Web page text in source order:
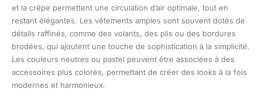
et la crêpe permettent une circulation d’air optimale, tout en
restant élégantes. Les vêtements amples sont souvent dotés de
détails raffinés, comme des volants, des plis ou des bordures
brodées, qui ajoutent une touche de sophistication à la simplicité.
Les couleurs neutres ou pastel peuvent être associées à des
accessoires plus colorés, permettant de créer des looks à la fois
modernes et harmonieux.